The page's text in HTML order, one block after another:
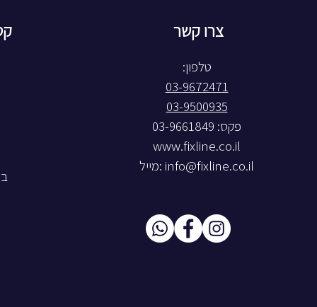
צרו קשר
טלפון:
03-9672471
03-9500935
פקס: 03-9661849
www.fixline.co.il
info@fixline.co.il :מייל